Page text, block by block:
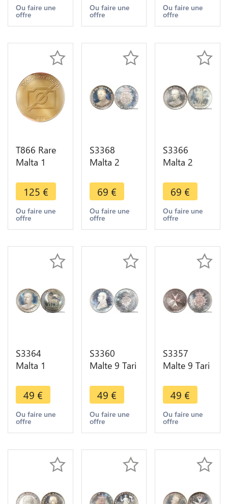
>Make
offer
Ou faire une
offre
>Make
offer
Ou faire une
offre
Amazons
1972 UNC -
offer
Ou faire une
offre
T866 Rare
Malta 1
Emmanuel
Pinto de
Fonseca
1755 La
> M offer
125 €
Ou faire une
offre
S3368
Malta 2
Angelo
Mojana Nil
Coele Ste
Nisi 1964
PF Proof
69 €
Ou faire une
offre
S3366
Malta 2
Angelo
Mojana No
increasing
Major 1967
Proof
69 €
Ou faire une
offre
S3364
Malta 1
Angelus De
Mojana
1965
Argent
BE PF Proof
49 €
Ou faire une
offre
S3360
Malte 9 Tari
Felice
Vigesimo
Ovinto Sui
1987 coins
Proof
49 €
Ou faire une
offre
S3357
Malte 9 Tari
Mojana Sub
Hoc Signo
Militamus
1967 coins
Proof
49 €
Ou faire une
offre